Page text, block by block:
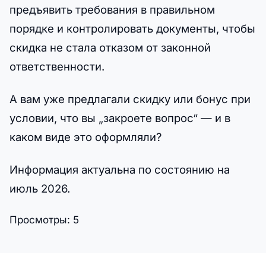
предъявить требования в правильном
порядке и контролировать документы, чтобы
скидка не стала отказом от законной
ответственности.
А вам уже предлагали скидку или бонус при
условии, что вы „закроете вопрос“ — и в
каком виде это оформляли?
Информация актуальна по состоянию на
июль 2026.
Просмотры: 5